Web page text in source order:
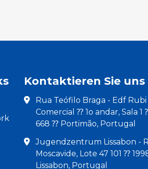
Kontaktieren Sie uns
Rua Teófilo Braga - Edf Rubi
Comercial ⁇ 1o andar, Sala 1
668 ⁇ Portimão, Portugal
Jugendzentrum Lissabon -
Moscavide, Lote 47 101 ⁇
Lissabon, Portugal